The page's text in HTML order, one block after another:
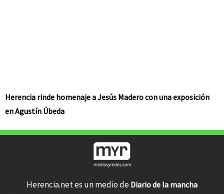
Herencia rinde homenaje a Jesús Madero con una exposición
en Agustín Úbeda
Herencia.net es un medio de Diario de la mancha